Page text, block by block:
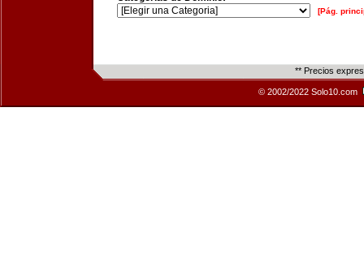
[Pág.
** Precios
© 2002/2022 Solo10.com